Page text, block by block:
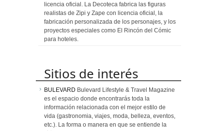
licencia oficial. La Decoteca fabrica las figuras
realistas de Zipi y Zape con licencia oficial, la
fabricación personalizada de los personajes, y los
proyectos especiales como El Rincón del Cómic
para hoteles.
Sitios de interés
BULEVARD Bulevard Lifestyle & Travel Magazine
es el espacio donde encontrarás toda la
información relacionada con el mejor estilo de
vida (gastronomia, viajes, moda, belleza, eventos,
etc.). La forma o manera en que se entiende la